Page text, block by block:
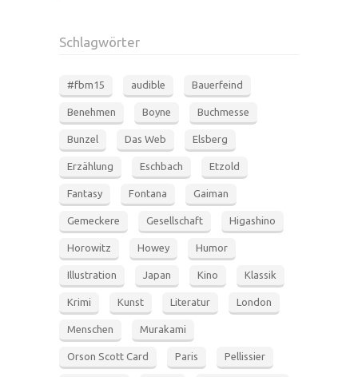
Schlagwörter
#fbm15 audible Bauerfeind
Benehmen Boyne Buchmesse
Bunzel Das Web Elsberg
Erzählung Eschbach Etzold
Fantasy Fontana Gaiman
Gemeckere Gesellschaft Higashino
Horowitz Howey Humor
Illustration Japan Kino Klassik
Krimi Kunst Literatur London
Menschen Murakami
Orson Scott Card Paris Pellissier